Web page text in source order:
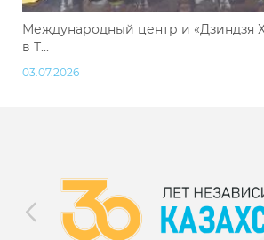
Международный центр и «Дзиндзя
в Т...
03.07.2026